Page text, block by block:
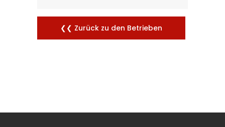
❮❮ Zurück zu den Betrieben